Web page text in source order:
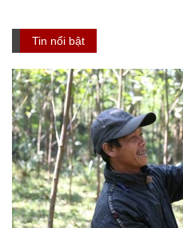
Tin nổi bật